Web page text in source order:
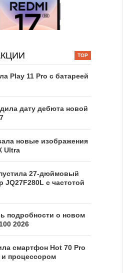
Play 11 Pro с батареей
дату дебюта новой
новые изображения
Ultra
27-дюймовый
JQ27F280L с частотой
подробности о новом
2026
смартфон Hot 70 Pro
процессором